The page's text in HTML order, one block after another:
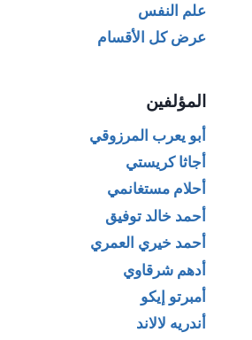
علم النفس
عرض كل الأقسام
المؤلفين
أبو يعرب المرزوقي
أجاثا كريستي
أحلام مستغانمي
أحمد خالد توفيق
أحمد خيري العمري
أدهم شرقاوي
أمبرتو إيكو
أندريه لالاند